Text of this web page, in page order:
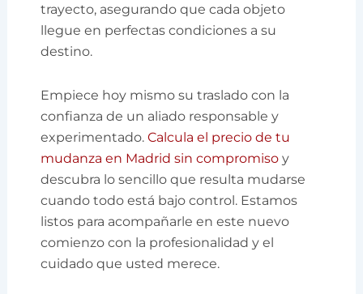
trayecto, asegurando que cada objeto
llegue en perfectas condiciones a su
destino.
Empiece hoy mismo su traslado con la
confianza de un aliado responsable y
experimentado.Calcula el precio de tu
mudanza en Madrid sin compromiso y
descubra lo sencillo que resulta mudarse
cuando todo está bajo control. Estamos
listos para acompañarle en este nuevo
comienzo con la profesionalidad y el
cuidado que usted merece.